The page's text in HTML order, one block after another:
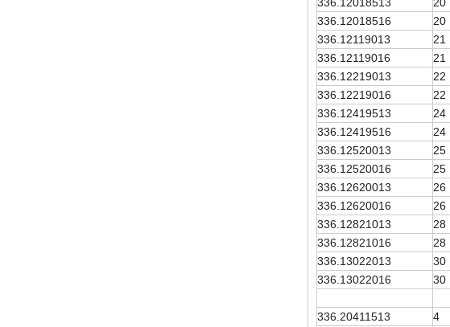
336.12018516
20
336.12119013
21
336.12119016
21
336.12219013
22
336.12219016
22
336.12419513
24
336.12419516
24
336.12520013
25
336.12520016
25
336.12620013
26
336.12620016
26
336.12821013
28
336.12821016
28
336.13022013
30
336.13022016
30
336.20411513 4